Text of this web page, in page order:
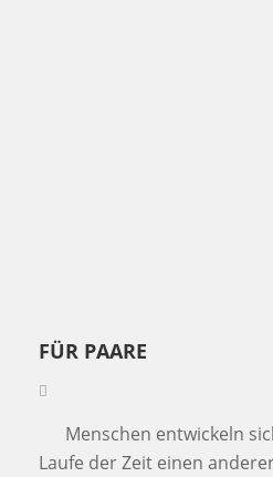
FÜR PAARE
Menschen entwickeln
Laufe der Zeit einen